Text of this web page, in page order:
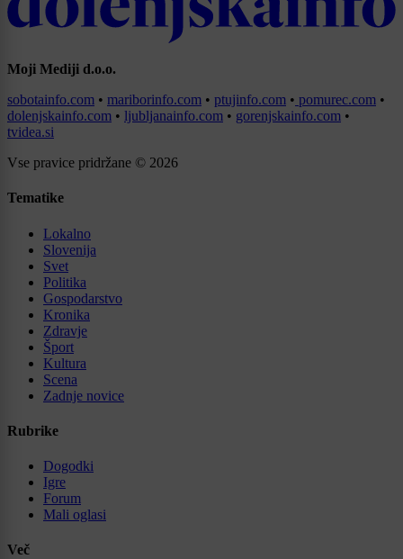
Moji Mediji d.o.o.
sobotainfo.com • mariborinfo.com • ptujinfo.com • pomurec.com •
dolenjskainfo.com • ljubljanainfo.com • gorenjskainfo.com •
tvidea.si
Vse pravice pridržane © 2026
Tematike
Lokalno
Slovenija
Svet
Politika
Gospodarstvo
Kronika
Zdravje
Šport
Kultura
Scena
Zadnje novice
Rubrike
Dogodki
Igre
Forum
Mali oglasi
Več